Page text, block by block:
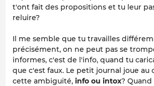
t'ont fait des propositions et tu leur
reluire?
Il me semble que tu travailles
précisément, on ne peut pas se
informes, c'est de l'info, quand tu
que c'est faux. Le petit journal joue au
cette ambiguïté, info ou intox?